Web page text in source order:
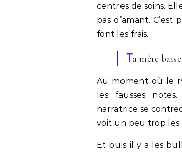
centres de soins.
pas d’amant.
font les frais.
Ta mère
Au moment où le
les fausses
narratrice se
voit un peu trop les
Et puis il y a les